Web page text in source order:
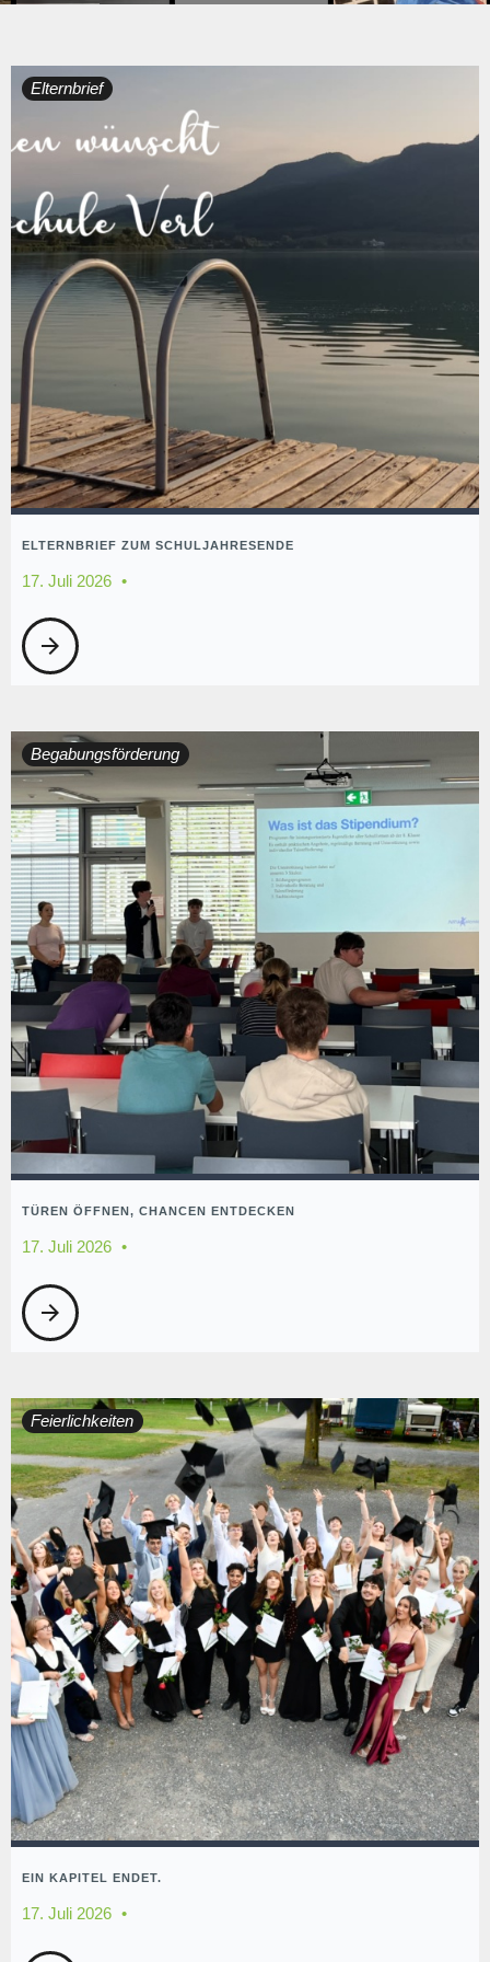
Elternbrief
ELTERNBRIEF ZUM SCHULJAHRESENDE
17. Juli 2026
arrow_forward
Begabungsförderung
TÜREN ÖFFNEN, CHANCEN ENTDECKEN
17. Juli 2026
arrow_forward
Feierlichkeiten
EIN KAPITEL ENDET.
17. Juli 2026